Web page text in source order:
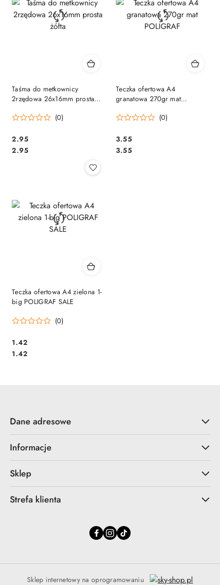
Taśma do metkownicy
2rzędowa 26x16mm prosta
(0)
Cena:
2.95
Cena:
2.95
Teczka ofertowa A4
granatowa 270gr mat
(0)
Cena:
3.55
Cena:
3.55
Teczka ofertowa A4 zielona 1-
big POLIGRAF SALE
(0)
Cena:
1.42
Cena:
1.42
Dane adresowe
Informacje
Sklep
Strefa klienta
Sklep internetowy na oprogramowaniu